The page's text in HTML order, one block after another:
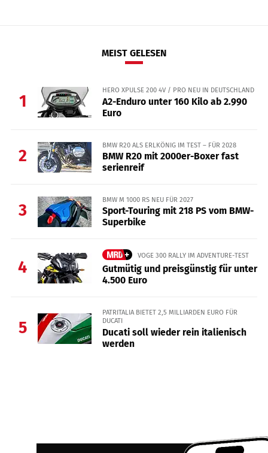
MEIST GELESEN
1
HERO XPULSE 200 4V / PRO NEU IN DEUTSCHLAND
A2-Enduro unter 160 Kilo ab 2.990
Euro
2
BMW R20 ALS ERLKÖNIG IM TEST – FÜR 2028
BMW R20 mit 2000er-Boxer fast
serienreif
3
BMW M 1000 RS NEU FÜR 2027
Sport-Touring mit 218 PS vom BMW-
Superbike
4
VOGE 300 RALLY IM ADVENTURE-TEST
Gutmütig und preisgünstig für unter
4.500 Euro
5
PATRITALIA BIETET 2,5 MILLIARDEN EURO FÜR
DUCATI
Ducati soll wieder rein italienisch
werden